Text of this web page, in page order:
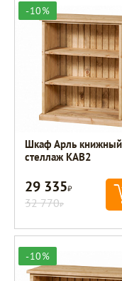
-10%
Шкаф Арль
стеллаж KAB2
29 335Р
32 770Р
-10%